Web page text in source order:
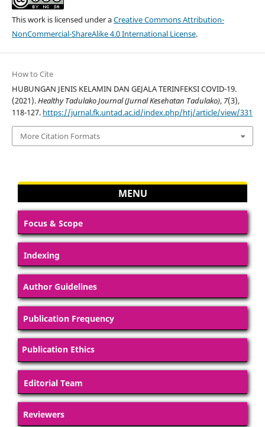
This work is licensed under aCreative Commons Attribution-
NonCommercial-ShareAlike 4.0 International License.
How to Cite
HUBUNGAN JENIS KELAMIN DAN GEJALA TERINFEKSI COVID-19.
(2021).Healthy Tadulako Journal (Jurnal Kesehatan Tadulako), 7(3),
118-127. https://jurnal.fk.untad.ac.id/index.php/htj/article/view/331
More Citation Formats
MENU
Focus & Scope
Indexing
Author Guidelines
Publication Frequency
Publication Ethics
Editorial Team
Reviewers